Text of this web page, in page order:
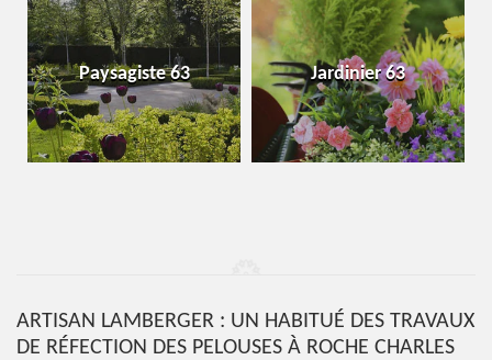
Paysagiste 63 Jardinier 63
ARTISAN LAMBERGER : UN HABITUÉ DES TRAVAUX
DE RÉFECTION DES PELOUSES À ROCHE CHARLES